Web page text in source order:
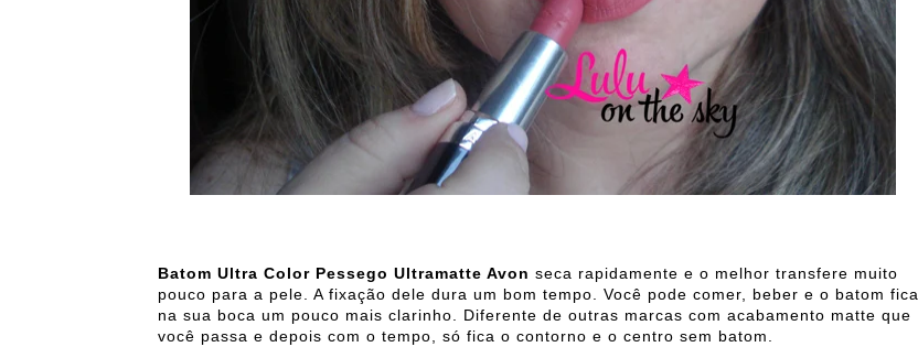
Batom Ultra Color Pessego Ultramatte Avon seca rapidamente e o melhor transfere muito
pouco para a pele. A fixação dele dura um bom tempo. Você pode comer, beber e o batom fica
na sua boca um pouco mais clarinho. Diferente de outras marcas com acabamento matte que
você passa e depois com o tempo, só fica o contorno e o centro sem batom.